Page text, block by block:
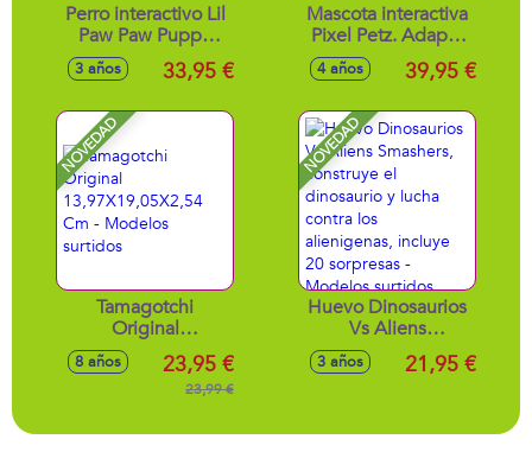
Perro interactivo Lil
Paw Paw Puppy
Pets Alive ladra y
camina como un
30x18x30'4cm
3 años 33,95 €
Mascota interactiva
Pixel Petz. Adapta
su personalidad en
función de tus
a tu voz.
14.60x7.62x13.97
cm - Modelos
surtidos
4 años 39,95 €
NOVEDAD
Tamagotchi
Original
13,97X19,05X2,54
Cm - Modelos
8 años 23,95 €
23,99 €
NOVEDAD
Huevo Dinosaurios
Vs Aliens
Smashers,
construye el
alienigenas, incluye
3 años 21,95 €